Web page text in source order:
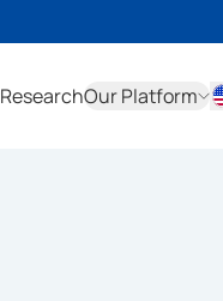
ResearchOur Platform